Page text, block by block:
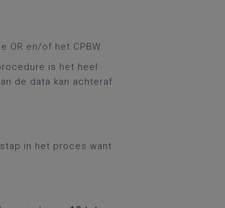
OR en/of het CPBW.
is het heel
de data kan achteraf
in het proces want